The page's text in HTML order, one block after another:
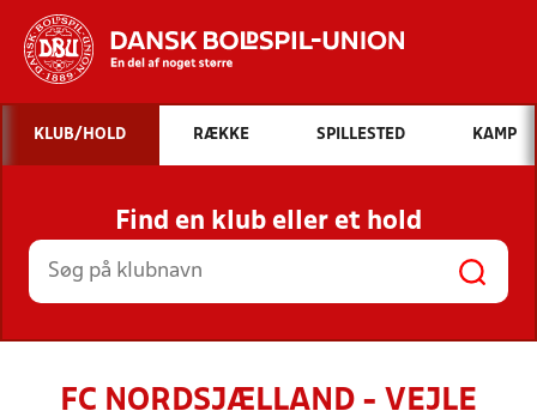
Hvad vil du søge efter?
INDHOLD OG NYHEDER
STILLINGER, RESULTATER, KLUBBER OG
HOLD
KLUB/HOLD RÆKKE SPILLESTED KAMP
Find en klub eller et hold
FC NORDSJÆLLAND - VEJLE